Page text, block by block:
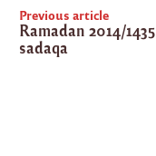
Previous article
Ramadan 2014/
sadaqa